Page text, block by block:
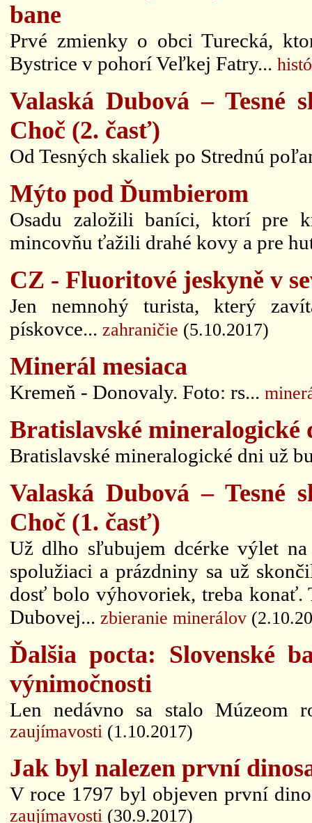
bane
Prvé zmienky o obci Turecká,
Bystrice v pohorí Veľkej Fatry...
Valaská Dubová –
Choč (2. časť)
Od Tesných skaliek po Strednú
Mýto pod Ďumbierom
Osadu založili baníci, ktorí pre
mincovňu ťažili drahé kovy a pre
CZ - Fluoritové jeskyně v
Jen nemnohý turista, který
pískovce... zahraničie (5.10.2017)
Minerál mesiaca
Kremeň - Donovaly. Foto: rs...
Bratislavské mineralogické
Bratislavské mineralogické dni už
Valaská Dubová –
Choč (1. časť)
Už dlho sľubujem dcérke výlet
spolužiaci a prázdniny sa už
dosť bolo výhovoriek, treba konať.
Dubovej... zbieranie minerálov
Ďalšia pocta: Slovenské
výnimočnosti
Len nedávno sa stalo Múzeom
zaujímavosti (1.10.2017)
Jak byl nalezen první
V roce 1797 byl objeven první
zaujímavosti (30.9.2017)